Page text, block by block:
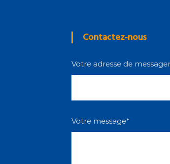
Contactez-nous
Votre adresse de
Votre message*